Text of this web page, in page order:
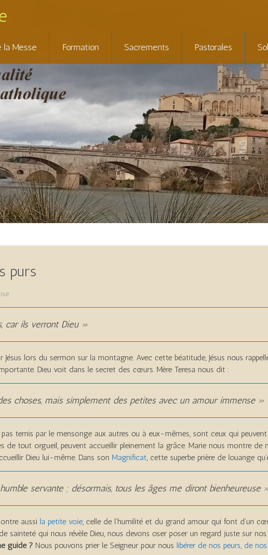
la Messe Formation Sacrements Pastorales
purs
car ils verront Dieu »
lors du sermon sur la montagne. Avec cette béatitude, Jésus nous
Dieu voit dans le secret des cœurs. Mère Teresa nous dit :
choses, mais simplement des petites avec un amour immense »
ternis par le mensonge aux autres ou à eux-mêmes, sont ceux qui
de tout orgueil, peuvent accueillir pleinement la grâce. Marie nous montre
Dieu lui-même. Dans son Magnificat, cette superbe prière de louange
servante ; désormais, tous les âges me diront bienheureuse
aussi la petite voie, celle de l’humilité et du grand amour qui font d’un
sainteté qui nous révèle Dieu, nous devons oser poser un regard juste sur
guide ? Nous pouvons prier le Seigneur pour nous libérer de nos peurs, de